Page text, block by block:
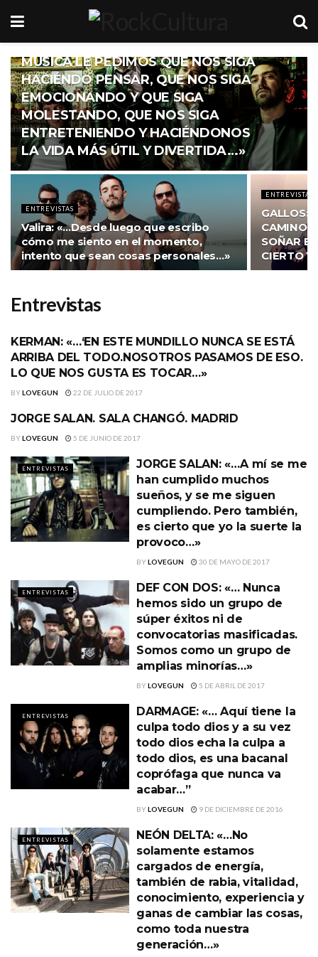
EL CUARTO VERDE: «… A LA
MÚSICA LE PEDIMOS QUE NOS SIGA
HACIÉNDO PENSAR, QUE NOS SIGA
EMOCIONANDO Y QUE SIGA
MOLESTANDO, QUE NOS SIGA
ENTRETENIENDO Y HACIÉNDONOS
LA VIDA MÁS ÚTIL Y DIVERTIDA…»
ENTREVISTAS
Valira: «…Desde luego que escribo
cómo me siento en el momento,
intento que sean cosas personales…»
ENTREVISTAS
GALLOS:
CAMINO,
SOÑAR
CIERTO Y
Entrevistas
ENTREVISTAS
KERMAN: «…‘EN ESTE MUNDILLO NUNCA SE ESTÁ
ARRIBA DEL TODO.NOSOTROS PASAMOS DE ESO.
LO QUE NOS GUSTA ES TOCAR…»
BYLOVEGUN 22 DE JULIO DE 2017
ENTREVISTAS
JORGE SALAN. SALA CHANGÓ. MADRID
BYLOVEGUN 5 DE JUNIO DE 2017
ENTREVISTAS
JORGE SALAN: «…A mí se me
han cumplido muchos
sueños, y se me siguen
cumpliendo. Pero también,
es cierto que yo la suerte la
provoco…»
BYLOVEGUN 30 DE MAYO DE 2017
ENTREVISTAS
DEF CON DOS: «… Nunca
hemos sido un grupo de
súper éxitos ni de
convocatorias masificadas.
Somos como un grupo de
amplias minorías…»
BYLOVEGUN 5 DE ABRIL DE 2017
ENTREVISTAS
DARMAGE: «… Aquí tiene la
culpa todo dios y a su vez
todo dios echa la culpa a
todo dios, es una bacanal
coprófaga que nunca va
acabar…”
BYLOVEGUN 9 DE DICIEMBRE DE 2016
ENTREVISTAS
NEÓN DELTA: «…No
solamente estamos
cargados de energía,
también de rabia, vitalidad,
conocimiento, experiencia y
ganas de cambiar las cosas,
como toda nuestra
generación…»